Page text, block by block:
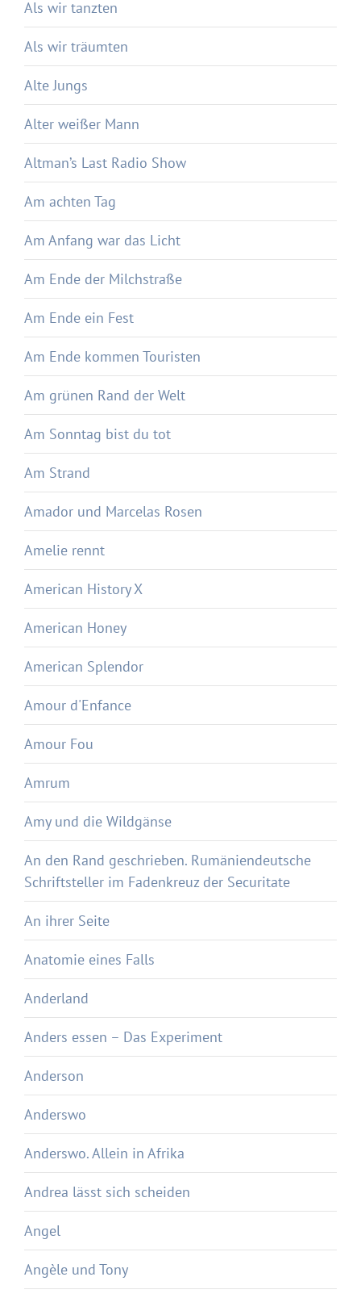
Als wir tanzten
Als wir träumten
Alte Jungs
Alter weißer Mann
Altman’s Last Radio Show
Am achten Tag
Am Anfang war das Licht
Am Ende der Milchstraße
Am Ende ein Fest
Am Ende kommen Touristen
Am grünen Rand der Welt
Am Sonntag bist du tot
Am Strand
Amador und Marcelas Rosen
Amelie rennt
American History X
American Honey
American Splendor
Amour d'Enfance
Amour Fou
Amrum
Amy und die Wildgänse
An den Rand geschrieben. Rumäniendeutsche
Schriftsteller im Fadenkreuz der Securitate
An ihrer Seite
Anatomie eines Falls
Anderland
Anders essen – Das Experiment
Anderson
Anderswo
Anderswo. Allein in Afrika
Andrea lässt sich scheiden
Angel
Angèle und Tony